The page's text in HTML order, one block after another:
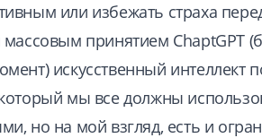
или избежать страха
принятием ChaptGPT
искусственный интеллект
мы все должны
но на мой взгляд, есть и